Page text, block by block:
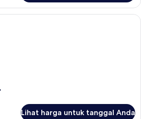
Kamar Twin Superior | Seprai
Lihat harga untuk tanggal Anda